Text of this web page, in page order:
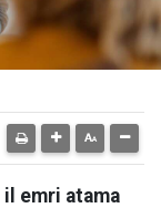
emri atama